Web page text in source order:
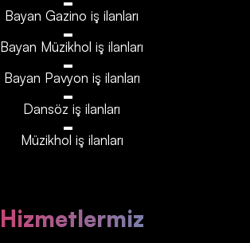
Bayan Gazino iş ilanları
Bayan Müzikhol iş ilanları
Bayan Pavyon iş ilanları
Dansöz iş ilanları
Müzikhol iş ilanları
Hizmetlermiz